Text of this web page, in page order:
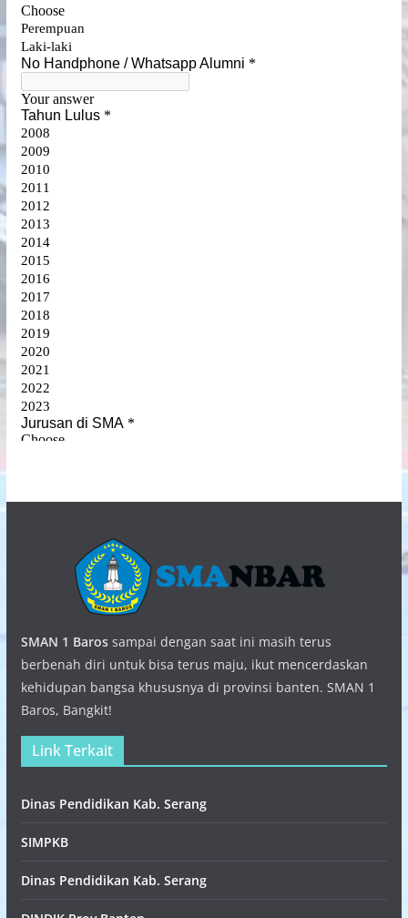
SMAN 1 Barossampai dengan saat ini masih terus
berbenah diri untuk bisa terus maju, ikut mencerdaskan
kehidupan bangsa khususnya di provinsi banten. SMAN 1
Baros, Bangkit!
Link Terkait
Dinas Pendidikan Kab. Serang
SIMPKB
Dinas Pendidikan Kab. Serang